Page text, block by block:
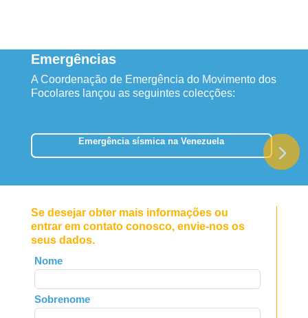
Emergências
A Coordenação de Emergência do Movimento dos
Focolares lançou as seguintes colecções:
Emergência sísmica na Venezuela
Se desejar obter mais informações ou
entrar em contato conosco, envie-nos os
seus dados.
Leave
this
field
blank
Nome
Sobrenome